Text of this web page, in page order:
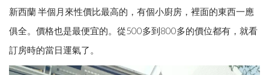
新西蘭 半個月來性價比最高的，有個小廚房，裡面的東西一應
俱全。價格也是最便宜的。從500多到800多的價位都有，就看
訂房時的當日運氣了。